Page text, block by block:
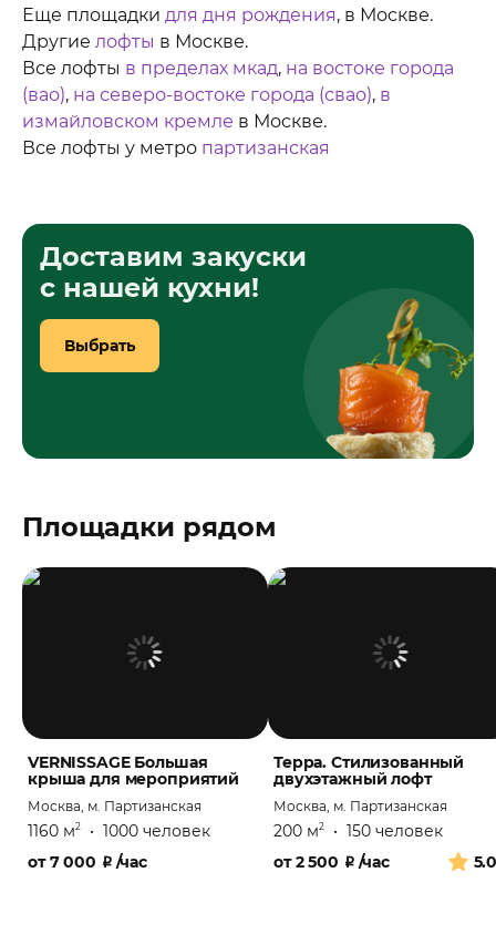
Еще площадки для дня рождения, в Москве.
Другие лофты в Москве.
Все лофты в пределах мкад, на востоке города
(вао), на северо-востоке города (свао), в
измайловском кремле в Москве.
Все лофты у метро партизанская
Доставим закуски
с нашей кухни!
Выбрать
Площадки рядом
VERNISSAGE Большая
крыша для мероприятий
Москва, м. Партизанская
1160 м2 • 1000 человек
от7 000 ₽ /час
Терра. Стилизованный
двухэтажный лофт
Москва, м. Партизанская
200 м2 • 150 человек
от2 500 ₽ /час